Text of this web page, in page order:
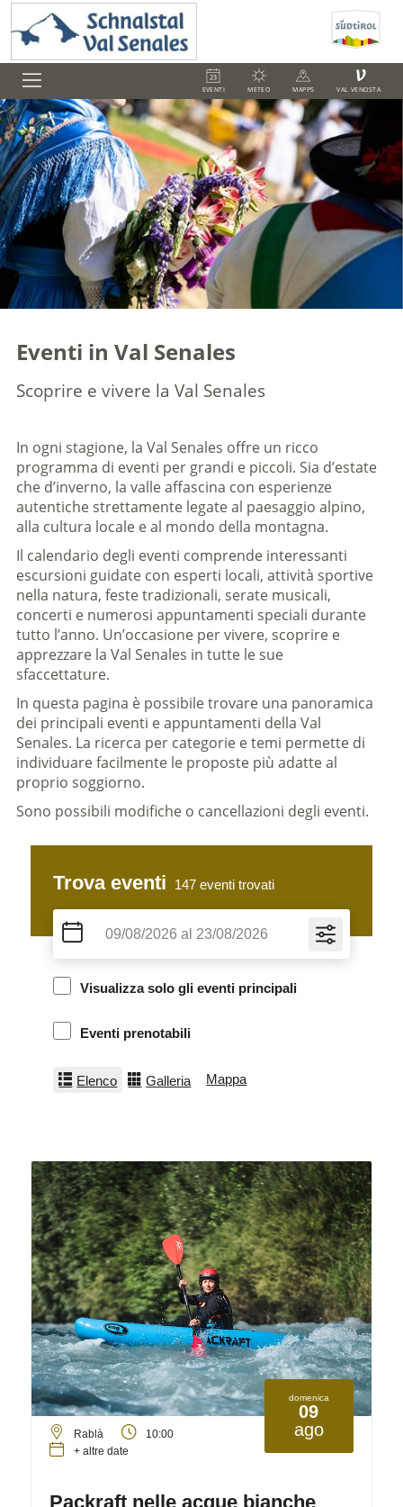
EVENTI METEO MAPPS
V
VAL VENOSTA
Eventi in Val Senales
Scoprire e vivere la Val Senales
In ogni stagione, la Val Senales offre un ricco
programma di eventi per grandi e piccoli. Sia d’estate
che d’inverno, la valle affascina con esperienze
autentiche strettamente legate al paesaggio alpino,
alla cultura locale e al mondo della montagna.
Il calendario degli eventi comprende interessanti
escursioni guidate con esperti locali, attività sportive
nella natura, feste tradizionali, serate musicali,
concerti e numerosi appuntamenti speciali durante
tutto l’anno. Un’occasione per vivere, scoprire e
apprezzare la Val Senales in tutte le sue
sfaccettature.
In questa pagina è possibile trovare una panoramica
dei principali eventi e appuntamenti della Val
Senales. La ricerca per categorie e temi permette di
individuare facilmente le proposte più adatte al
proprio soggiorno.
Sono possibili modifiche o cancellazioni degli eventi.
Trova eventi 147 eventi trovati
Visualizza solo gli eventi principali
Eventi prenotabili
Elenco Galleria Mappa
domenica
09
ago
Rablà
10:00
+ altre date
Packraft nelle acque bianche